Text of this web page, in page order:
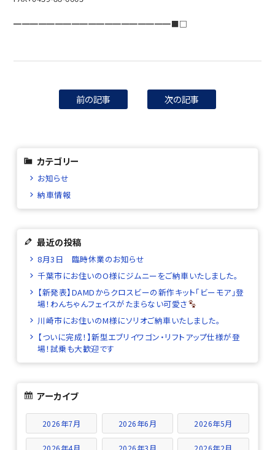
━━━━━━━━━━━━━━━━━━━■□
前の記事 次の記事
カテゴリー
お知らせ
納車情報
最近の投稿
8月3日 臨時休業のお知らせ
千葉市にお住いのO様にジムニーをご納車いたしました。
【新発表】DAMDからクロスビーの新作キット「ビーモア」登
場！わんちゃんフェイスがたまらない可愛さ
川崎市にお住いのM様にソリオご納車いたしました。
【ついに完成！】新型エブリイワゴン・リフトアップ仕様が登
場！試乗も大歓迎です
アーカイブ
2026年7月 2026年6月 2026年5月
2026年4月 2026年3月 2026年2月